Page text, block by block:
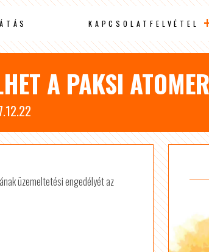
KAPCSOLATFELVÉTEL
A PAKSI
üzemeltetési engedélyét az